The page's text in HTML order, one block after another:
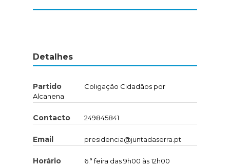
Detalhes
Partido
Coligação Cidadãos por
Alcanena
Contacto 249845841
Email presidencia@juntadaserra.pt
Horário 6.ª feira das 9h00 às 12h00